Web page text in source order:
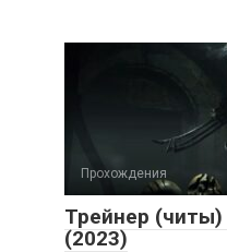
Прохождения
Трейнер (читы)
(2023)